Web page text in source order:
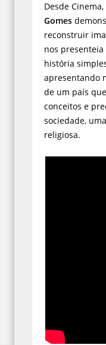
Desde
Gomes
reconstruir
nos
história
apresentando
de um país
conceitos e
sociedade,
religiosa.